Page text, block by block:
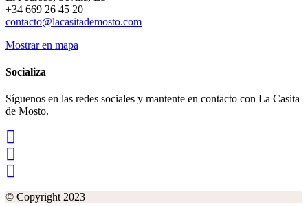
+34 669 26 45 20
contacto@lacasitademosto.com
Mostrar en mapa
Socializa
Síguenos en las redes sociales y mantente en contacto con La Casita
de Mosto.
© Copyright 2023